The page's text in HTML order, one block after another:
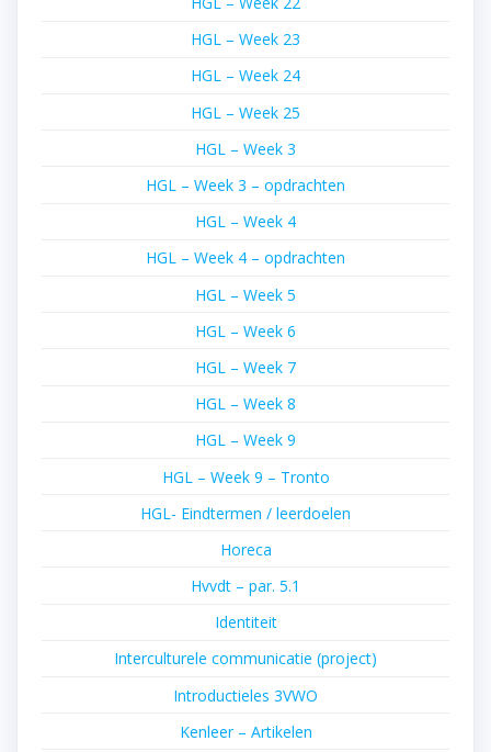
HGL – Week 23
HGL – Week 24
HGL – Week 25
HGL – Week 3
HGL – Week 3 – opdrachten
HGL – Week 4
HGL – Week 4 – opdrachten
HGL – Week 5
HGL – Week 6
HGL – Week 7
HGL – Week 8
HGL – Week 9
HGL – Week 9 – Tronto
HGL- Eindtermen / leerdoelen
Horeca
Hvvdt – par. 5.1
Identiteit
Interculturele communicatie (project)
Introductieles 3VWO
Kenleer – Artikelen